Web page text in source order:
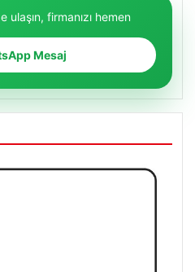
firmanızı hemen
Mesaj